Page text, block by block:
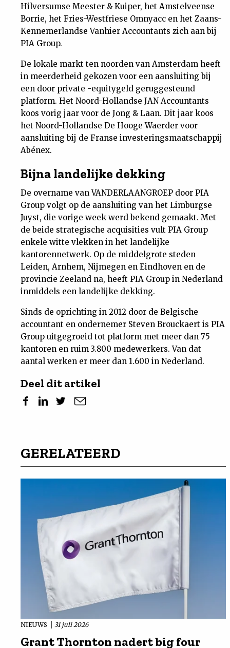
Hilversumse Meester & Kuiper, het Amstelveense
Borrie, het Fries-Westfriese Omnyacc en het Zaans-
Kennemerlandse Vanhier Accountants zich aan bij
PIA Group.
De lokale markt ten noorden van Amsterdam heeft
in meerderheid gekozen voor een aansluiting bij
een door private -equitygeld geruggesteund
platform. Het Noord-Hollandse JAN Accountants
koos vorig jaar voor de Jong & Laan. Dit jaar koos
het Noord-Hollandse De Hooge Waerder voor
aansluiting bij de Franse investeringsmaatschappij
Abénex.
Bijna landelijke dekking
De overname van VANDERLAANGROEP door PIA
Group volgt op de aansluiting van het Limburgse
Juyst, die vorige week werd bekend gemaakt. Met
de beide strategische acquisities vult PIA Group
enkele witte vlekken in het landelijke
kantorennetwerk. Op de middelgrote steden
Leiden, Arnhem, Nijmegen en Eindhoven en de
provincie Zeeland na, heeft PIA Group in Nederland
inmiddels een landelijke dekking.
Sinds de oprichting in 2012 door de Belgische
accountant en ondernemer Steven Brouckaert is PIA
Group uitgegroeid tot platform met meer dan 75
kantoren en ruim 3.800 medewerkers. Van dat
aantal werken er meer dan 1.600 in Nederland.
Deel dit artikel
GERELATEERD
NIEUWS 31 juli 2026
Grant Thornton nadert big four